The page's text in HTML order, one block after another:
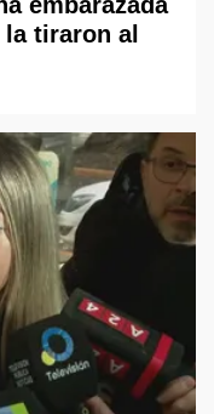
tiraron al